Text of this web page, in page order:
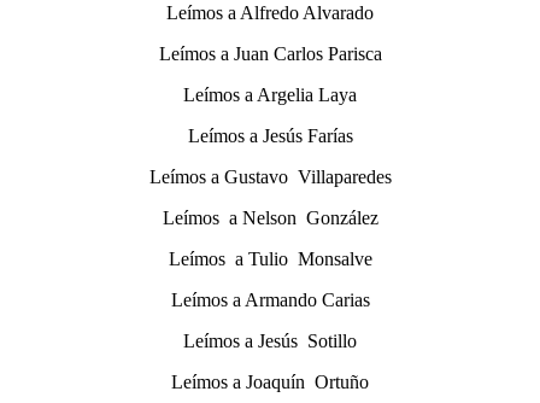
Leímos a Alfredo Alvarado
Leímos a Juan Carlos Parisca
Leímos a Argelia Laya
Leímos a Jesús Farías
Leímos a Gustavo Villaparedes
Leímos a Nelson González
Leímos a Tulio Monsalve
Leímos a Armando Carias
Leímos a Jesús Sotillo
Leímos a Joaquín Ortuño